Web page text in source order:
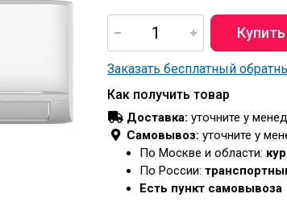
Заказать бесплатный
Как получить товар
Доставка: уточните у
Самовывоз: уточните у
По Москве и области:
По России:
Есть пункт самовывоза